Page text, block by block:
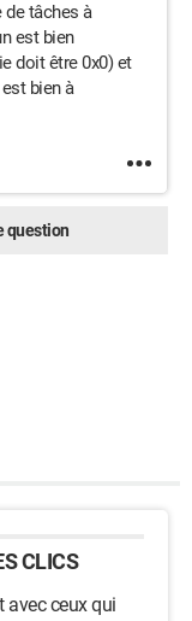
de tâches à
est bien
doit être 0x0) et
bien à
question
CLICS
avec ceux qui